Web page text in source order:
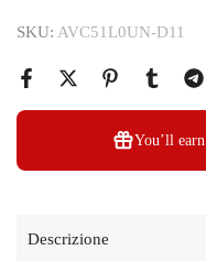
SKU: AVC51L0UN-D11
You’ll earn
Descrizione